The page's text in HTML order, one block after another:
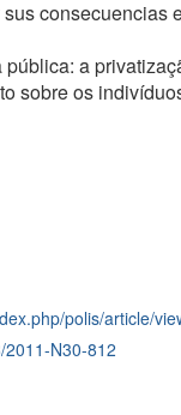
consecuencias
a
sobre os
polis/article/
N30-812